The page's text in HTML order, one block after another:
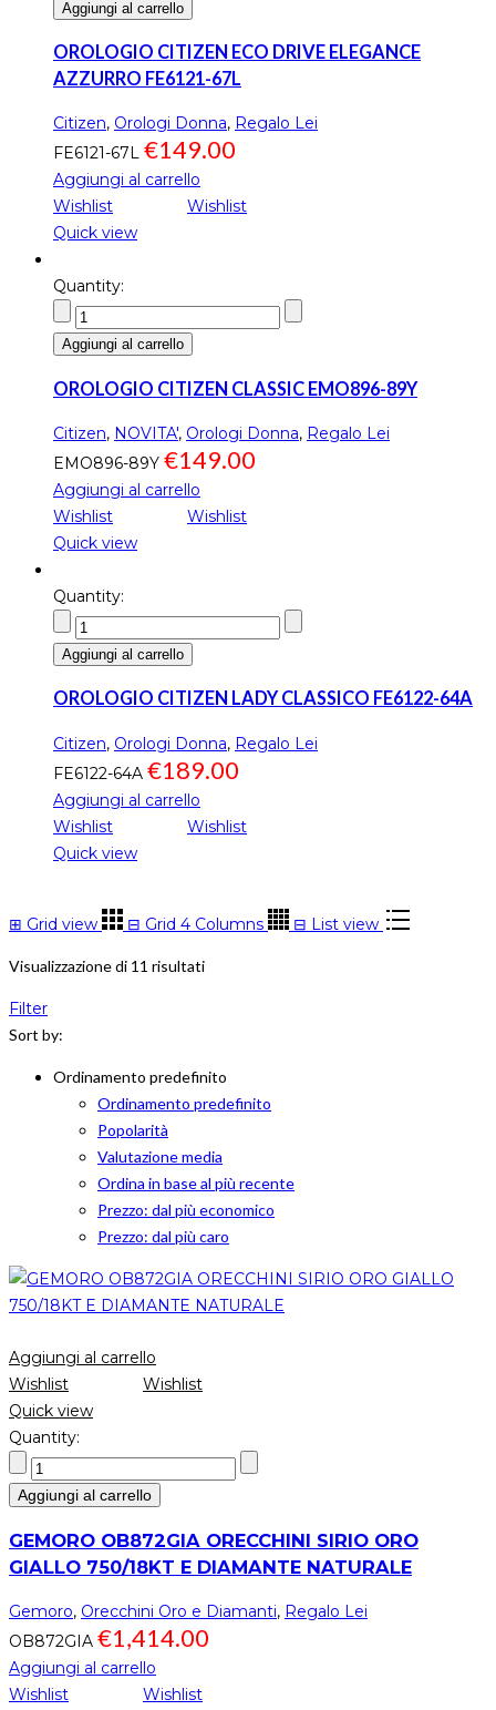
Aggiungi al carrello
OROLOGIO CITIZEN ECO DRIVE ELEGANCE
AZZURRO FE6121-67L
Citizen, Orologi Donna, Regalo Lei
FE6121-67L €149.00
Aggiungi al carrello
Wishlist
Wishlist
Quick view
Quantity:
Aggiungi al carrello
OROLOGIO CITIZEN CLASSIC EMO896-89Y
Citizen, NOVITA', Orologi Donna, Regalo Lei
EMO896-89Y €149.00
Aggiungi al carrello
Wishlist
Wishlist
Quick view
Quantity:
Aggiungi al carrello
OROLOGIO CITIZEN LADY CLASSICO FE6122-64A
Citizen, Orologi Donna, Regalo Lei
FE6122-64A €189.00
Aggiungi al carrello
Wishlist
Wishlist
Quick view
⊞ Grid view ⊟ Grid 4 Columns ⊟ List view
Visualizzazione di 11 risultati
Filter
Sort by:
Ordinamento predefinito
Ordinamento predefinito
Popolarità
Valutazione media
Ordina in base al più recente
Prezzo: dal più economico
Prezzo: dal più caro
Aggiungi al carrello
Wishlist
Wishlist
Quick view
Quantity:
Aggiungi al carrello
GEMORO OB872GIA ORECCHINI SIRIO ORO
GIALLO 750/18KT E DIAMANTE NATURALE
Gemoro, Orecchini Oro e Diamanti, Regalo Lei
OB872GIA €1,414.00
Aggiungi al carrello
Wishlist
Wishlist